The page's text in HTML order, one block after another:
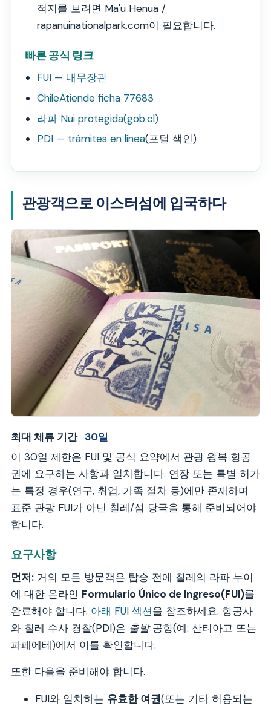
적지를 보려면 Ma'u Henua /
rapanuinationalpark.com이 필요합니다.
빠른 공식 링크
FUI — 내무장관
ChileAtiende ficha 77683
라파 Nui protegida(gob.cl)
PDI — trámites en línea(포털 색인)
관광객으로 이스터섬에 입국하다
최대 체류 기간 30일
이 30일 제한은 FUI 및 공식 요약에서 관광 왕복 항공
권에 요구하는 사항과 일치합니다. 연장 또는 특별 허가
는 특정 경우(연구, 취업, 가족 절차 등)에만 존재하며
표준 관광 FUI가 아닌 칠레/섬 당국을 통해 준비되어야
합니다.
요구사항
먼저:거의 모든 방문객은 탑승 전에 칠레의 라파 누이
에 대한 온라인 Formulario Único de Ingreso(FUI)를
완료해야 합니다. 아래 FUI 섹션을 참조하세요. 항공사
와 칠레 수사 경찰(PDI)은 출발공항(예: 산티아고 또는
파페에테)에서 이를 확인합니다.
또한 다음을 준비해야 합니다.
FUI와 일치하는 유효한 여권(또는 기타 허용되는